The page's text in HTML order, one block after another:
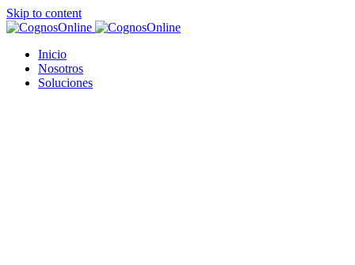
Skip to content
Inicio
Nosotros
Soluciones